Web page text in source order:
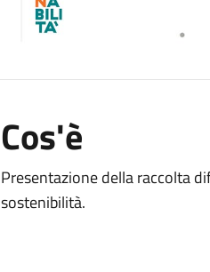
Cos'è
Presentazione della raccolta
sostenibilità.